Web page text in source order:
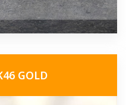
GOLD